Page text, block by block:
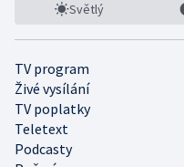
Světlý
TV program
Živé vysílání
TV poplatky
Teletext
Podcasty